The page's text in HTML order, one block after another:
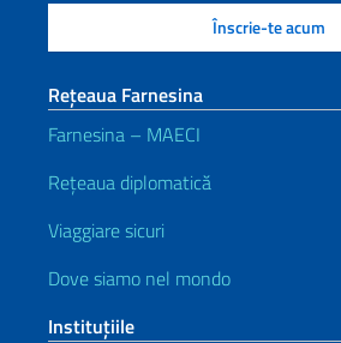
Rețeaua Farnesina
Farnesina – MAECI
Rețeaua diplomatică
Viaggiare sicuri
Dove siamo nel mondo
Instituţiile